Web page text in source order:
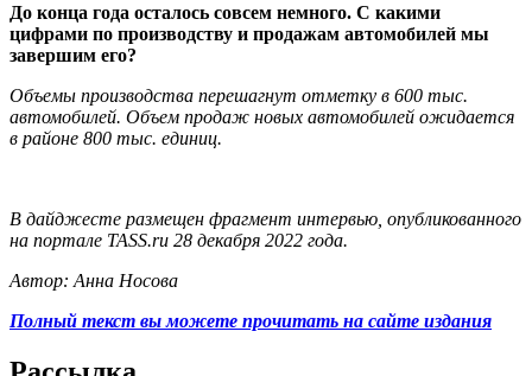
До конца года осталось совсем немного. С какими
цифрами по производству и продажам автомобилей мы
завершим его?
Объемы производства перешагнут отметку в 600 тыс.
автомобилей. Объем продаж новых автомобилей ожидается
в районе 800 тыс. единиц.
В дайджесте размещен фрагмент интервью, опубликованного
на портале TASS.ru 28 декабря 2022 года.
Автор: Анна Носова
Полный текст вы можете прочитать на сайте издания